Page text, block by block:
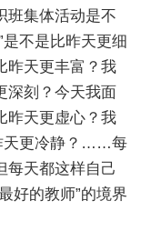
班集体活动是不
不是比昨天更细
昨天更丰富？我
深刻？今天我面
昨天更虚心？我
天更冷静？……每
每天都这样自己
好的教师”的境界